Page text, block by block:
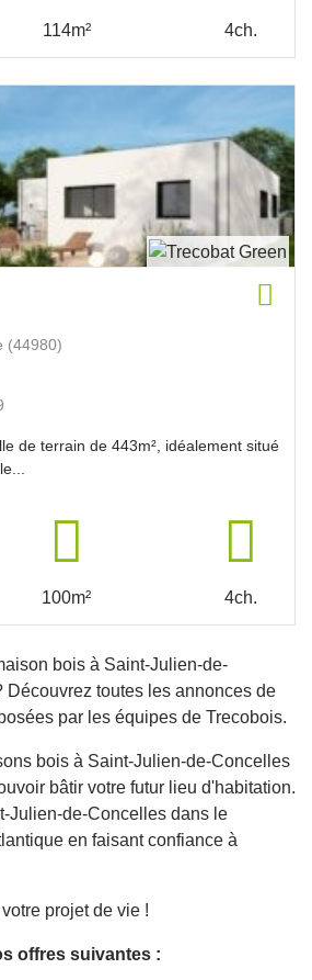
114m² 4ch.
(44980)
de terrain de 443m², idéalement situé
100m² 4ch.
bois à Saint-Julien-de-
Découvrez toutes les annonces de
par les équipes de Trecobois.
bois à Saint-Julien-de-Concelles
bâtir votre futur lieu d'habitation.
Julien-de-Concelles dans le
en faisant confiance à
projet de vie !
offres suivantes :